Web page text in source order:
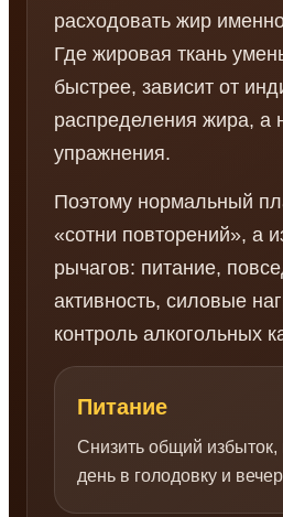
расходовать жир
Где жировая ткань
быстрее, зависит от
распределения жира, а
упражнения.
Поэтому нормальный
«сотни повторений», а
рычагов: питание,
активность, силовые
контроль алкогольных
Питание
Снизить общий
день в голодовку и